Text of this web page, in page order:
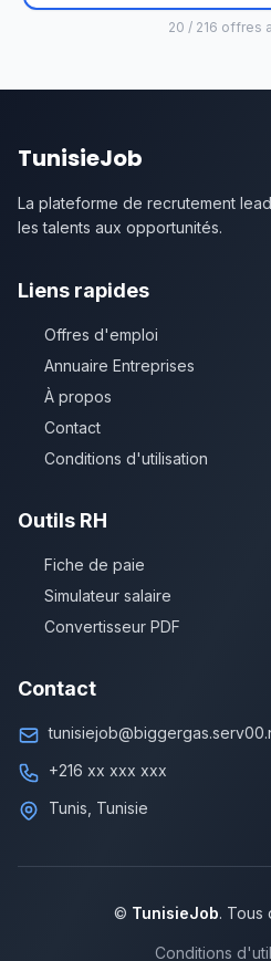
20 / 216 offres
TunisieJob
La plateforme de recrutement
les talents aux opportunités.
Liens rapides
Offres d'emploi
Annuaire Entreprises
À propos
Contact
Conditions d'utilisation
Outils RH
Fiche de paie
Simulateur salaire
Convertisseur PDF
Contact
+216 xx xxx xxx
Tunis, Tunisie
© TunisieJob. Tous
Conditions